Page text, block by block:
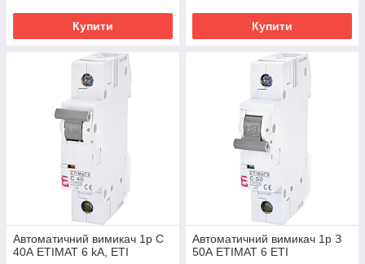
Купити Купити
Автоматичний вимикач 1p C
40А ETIMAT 6 kA, ETI
Автоматичний вимикач 1р З
50А ETIMAT 6 ЕТІ